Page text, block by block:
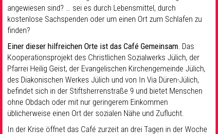
angewiesen sind? … sei es durch Lebensmittel, durch
kostenlose Sachspenden oder um einen Ort zum Schlafen zu
finden?
Einer dieser hilfreichen Orte ist das Café Gemeinsam. Das
Kooperationsprojekt des Christlichen Sozialwerks Jülich, der
Pfarrei Heilig Geist, der Evangelischen Kirchengemeinde Jülich,
des Diakonischen Werkes Jülich und von In Via Düren-Jülich,
befindet sich in der Stiftsherrenstraße 9 und bietet Menschen
ohne Obdach oder mit nur geringerem Einkommen
üblicherweise einen Ort der sozialen Nähe und Zuflucht.
In der Krise öffnet das Café zurzeit an drei Tagen in der Woche